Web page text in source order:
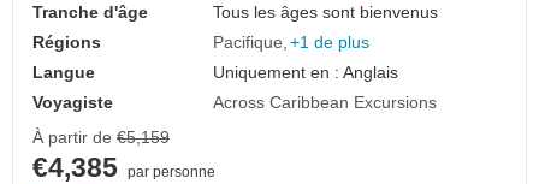
Tranche d'âge
Tous les âges sont bienvenus
Régions
Pacifique +1 de plus
Langue
Uniquement en : Anglais
Voyagiste
Across Caribbean Excursions
À partir de €5,159
€4,385 par personne